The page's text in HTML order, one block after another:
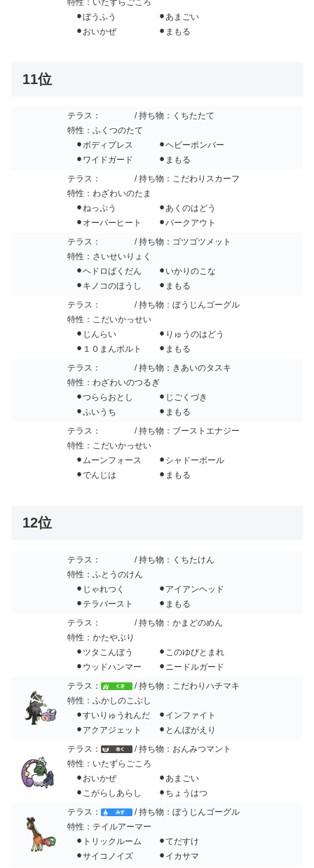
特性：いたずらごころ
⚫︎ぼうふう ⚫︎あまごい
⚫︎おいかぜ ⚫︎まもる
11位
テラス：
/ 持ち物：くちたたて
特性：ふくつのたて
⚫︎ボディプレス ⚫︎ヘビーボンバー
⚫︎ワイドガード ⚫︎まもる
テラス：
/ 持ち物：こだわりスカーフ
特性：わざわいのたま
⚫︎ねっぷう ⚫︎あくのはどう
⚫︎オーバーヒート ⚫︎バークアウト
テラス：
/ 持ち物：ゴツゴツメット
特性：さいせいりょく
⚫︎ヘドロばくだん ⚫︎いかりのこな
⚫︎キノコのほうし ⚫︎まもる
テラス：
/ 持ち物：ぼうじんゴーグル
特性：こだいかっせい
⚫︎じんらい ⚫︎りゅうのはどう
⚫︎１０まんボルト ⚫︎まもる
テラス：
/ 持ち物：きあいのタスキ
特性：わざわいのつるぎ
⚫︎つららおとし ⚫︎じごくづき
⚫︎ふいうち ⚫︎まもる
テラス：
/ 持ち物：ブーストエナジー
特性：こだいかっせい
⚫︎ムーンフォース ⚫︎シャドーボール
⚫︎でんじは ⚫︎まもる
12位
テラス：
/ 持ち物：くちたけん
特性：ふとうのけん
⚫︎じゃれつく ⚫︎アイアンヘッド
⚫︎テラバースト ⚫︎まもる
テラス：
/ 持ち物：かまどのめん
特性：かたやぶり
⚫︎ツタこんぼう ⚫︎このゆびとまれ
⚫︎ウッドハンマー ⚫︎ニードルガード
テラス：
/ 持ち物：こだわりハチマキ
特性：ふかしのこぶし
⚫︎すいりゅうれんだ ⚫︎インファイト
⚫︎アクアジェット ⚫︎とんぼがえり
テラス：
/ 持ち物：おんみつマント
特性：いたずらごころ
⚫︎おいかぜ ⚫︎あまごい
⚫︎こがらしあらし ⚫︎ちょうはつ
テラス：
/ 持ち物：ぼうじんゴーグル
特性：テイルアーマー
⚫︎トリックルーム ⚫︎てだすけ
⚫︎サイコノイズ ⚫︎イカサマ